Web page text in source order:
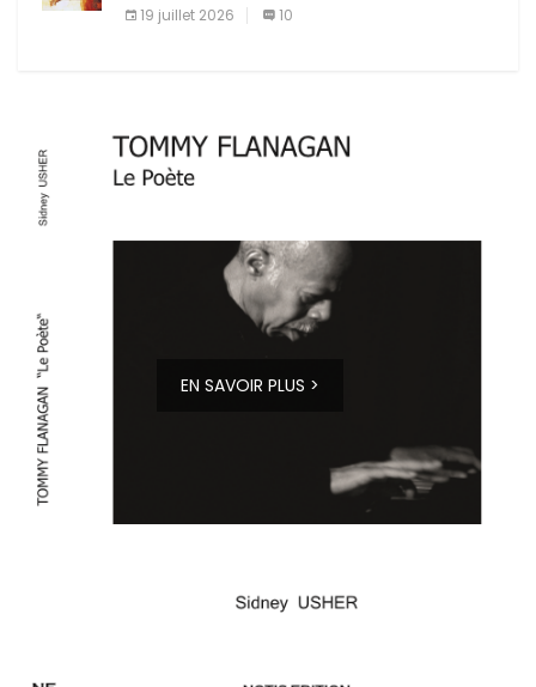
19 juillet 2026 10
EN SAVOIR PLUS >